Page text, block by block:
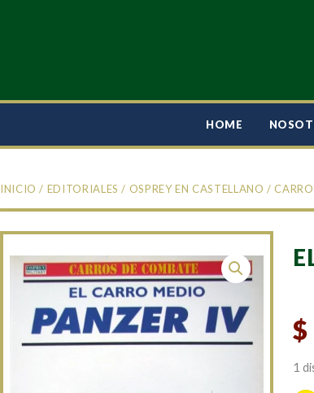
HOME
INICIO / EDITORIALES / OSPREY EN CASTELLANO /
$
1